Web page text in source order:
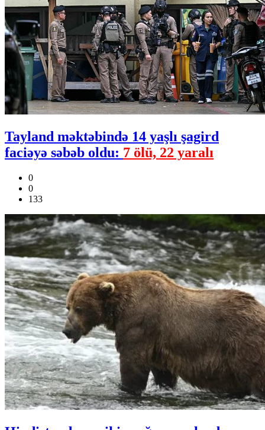
Tayland məktəbində 14 yaşlı şagird
faciəyə səbəb oldu: 7 ölü, 22 yaralı
0
0
133